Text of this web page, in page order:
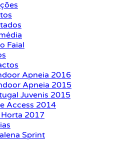
Faial
Apneia 2016
Apneia 2015
Juvenis 2015
Access 2014
Horta 2017
Sprint